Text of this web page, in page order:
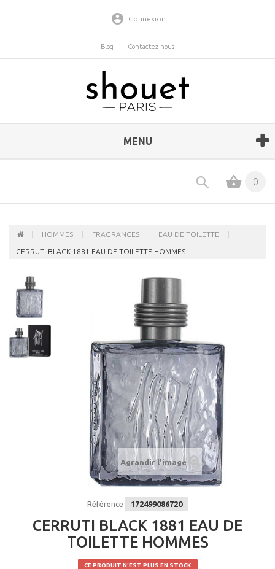
Connexion
Blog Contactez-nous
MENU
0
HOMMES FRAGRANCES EAU DE TOILETTE
CERRUTI BLACK 1881 EAU DE TOILETTE HOMMES
Agrandir l'image
Référence 172499086720
CERRUTI BLACK 1881 EAU DE
TOILETTE HOMMES
CE PRODUIT N'EST PLUS EN STOCK